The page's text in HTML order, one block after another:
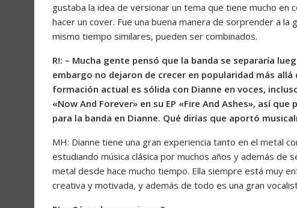
gustaba la idea de versionar un tema que tiene mucho en
hacer un cover. Fue una buena manera de sorprender a
mismo tiempo similares, pueden ser combinados.
R!: – Mucha gente pensó que la banda se separaría
embargo no dejaron de crecer en popularidad más
formación actual es sólida con Dianne en voces,
«Now And Forever» en su EP «Fire And Ashes», así
para la banda en Dianne. Qué dirías que aportó
MH: Dianne tiene una gran experiencia tanto en el metal
estudiando música clásica por muchos años y además
metal desde hace mucho tiempo. Ella siempre está muy
creativa y motivada, y además de todo es una gran